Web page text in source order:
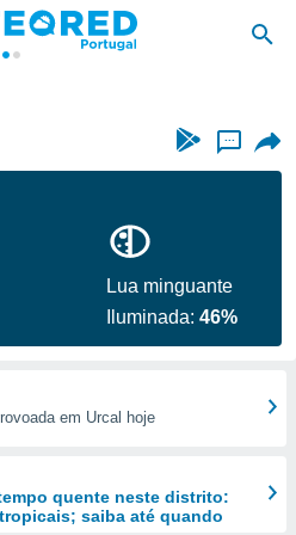
...
Lua minguante
Iluminada:46%
em Urcal hoje
quente neste distrito:
saiba até quando